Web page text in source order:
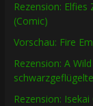
Rezension:
(Comic)
Vorschau: Fire
Rezension: A
Rezension: